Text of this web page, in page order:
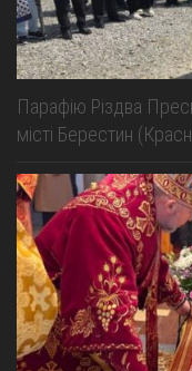
Парафію Різдва
місті Берестин